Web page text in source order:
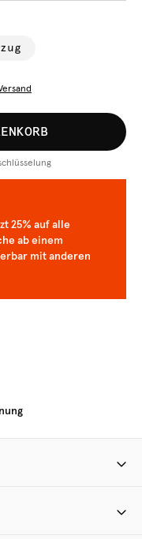
25% auf alle
ab einem
mit anderen